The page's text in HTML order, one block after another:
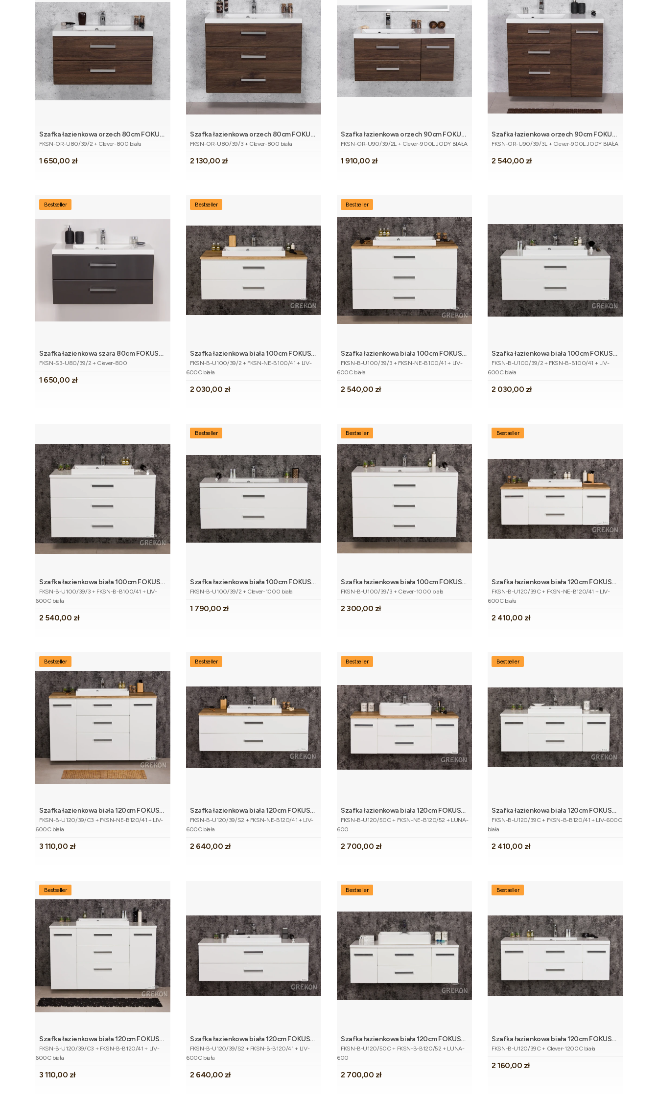
Dodaj do koszyka
Szafka łazienkowa orzech 80cm FOKUS
NEW z umywalką
Kod produktu
FKSN-OR-U80/39/2 + Clever-800 biała
Cena
1 650,00 zł
Dodaj do koszyka
Szafka łazienkowa orzech 80cm FOKUS
NEW z umywalką
Kod produktu
FKSN-OR-U80/39/3 + Clever-800 biała
Cena
2 130,00 zł
Dodaj do koszyka
Szafka łazienkowa orzech 90cm FOKUS
NEW z umywalką
Kod produktu
FKSN-OR-U90/39/2L + Clever-900L JODY BIAŁA
Cena
1 910,00 zł
Dodaj do koszyka
Szafka łazienkowa orzech 90cm FOKUS
NEW z umywalką
Kod produktu
FKSN-OR-U90/39/3L + Clever-900L JODY BIAŁA
Cena
2 540,00 zł
Bestseller
Dodaj do koszyka
Szafka łazienkowa szara 80cm FOKUS
NEW z umywalką
Kod produktu
FKSN-S3-U80/39/2 + Clever-800
Cena
1 650,00 zł
Bestseller
Dodaj do koszyka
Szafka łazienkowa biała 100cm FOKUS
NEW z blatem dąb naturalny i umywalką
Kod produktu
FKSN-B-U100/39/2 + FKSN-NE-B100/41 + LIV-
600C biała
Cena
2 030,00 zł
Bestseller
Dodaj do koszyka
Szafka łazienkowa biała 100cm FOKUS
NEW z blatem dąb naturalny i umywalką
Kod produktu
FKSN-B-U100/39/3 + FKSN-NE-B100/41 + LIV-
600C biała
Cena
2 540,00 zł
Dodaj do koszyka
Szafka łazienkowa biała 100cm FOKUS
NEW z blatem i umywalką
Kod produktu
FKSN-B-U100/39/2 + FKSN-B-B100/41 + LIV-
600C biała
Cena
2 030,00 zł
Dodaj do koszyka
Szafka łazienkowa biała 100cm FOKUS
NEW z blatem i umywalką
Kod produktu
FKSN-B-U100/39/3 + FKSN-B-B100/41 + LIV-
600C biała
Cena
2 540,00 zł
Bestseller
Dodaj do koszyka
Szafka łazienkowa biała 100cm FOKUS
NEW z umywalką
Kod produktu
FKSN-B-U100/39/2 + Clever-1000 biała
Cena
1 790,00 zł
Bestseller
Dodaj do koszyka
Szafka łazienkowa biała 100cm FOKUS
NEW z umywalką
Kod produktu
FKSN-B-U100/39/3 + Clever-1000 biała
Cena
2 300,00 zł
Bestseller
Dodaj do koszyka
Szafka łazienkowa biała 120cm FOKUS
NEW z blatem dąb naturalny i umywalką
Kod produktu
FKSN-B-U120/39C + FKSN-NE-B120/41 + LIV-
600C biała
Cena
2 410,00 zł
Bestseller
Dodaj do koszyka
Szafka łazienkowa biała 120cm FOKUS
NEW z blatem dąb naturalny i umywalką
Kod produktu
FKSN-B-U120/39/C3 + FKSN-NE-B120/41 + LIV-
600C biała
Cena
3 110,00 zł
Bestseller
Dodaj do koszyka
Szafka łazienkowa biała 120cm FOKUS
NEW z blatem dąb naturalny i umywalką
Kod produktu
FKSN-B-U120/39/S2 + FKSN-NE-B120/41 + LIV-
600C biała
Cena
2 640,00 zł
Bestseller
Dodaj do koszyka
Szafka łazienkowa biała 120cm FOKUS
NEW z blatem dąb naturalny i umywalką
Kod produktu
FKSN-B-U120/50C + FKSN-NE-B120/52 + LUNA-
600
Cena
2 700,00 zł
Bestseller
Dodaj do koszyka
Szafka łazienkowa biała 120cm FOKUS
NEW z blatem i umywalką
Kod produktu
FKSN-B-U120/39C + FKSN-B-B120/41 + LIV-600C
biała
Cena
2 410,00 zł
Bestseller
Dodaj do koszyka
Szafka łazienkowa biała 120cm FOKUS
NEW z blatem i umywalką
Kod produktu
FKSN-B-U120/39/C3 + FKSN-B-B120/41 + LIV-
600C biała
Cena
3 110,00 zł
Dodaj do koszyka
Szafka łazienkowa biała 120cm FOKUS
NEW z blatem i umywalką
Kod produktu
FKSN-B-U120/39/S2 + FKSN-B-B120/41 + LIV-
600C biała
Cena
2 640,00 zł
Bestseller
Dodaj do koszyka
Szafka łazienkowa biała 120cm FOKUS
NEW z blatem i umywalką
Kod produktu
FKSN-B-U120/50C + FKSN-B-B120/52 + LUNA-
600
Cena
2 700,00 zł
Bestseller
Dodaj do koszyka
Szafka łazienkowa biała 120cm FOKUS
NEW z umywalką
Kod produktu
FKSN-B-U120/39C + Clever-1200C biała
Cena
2 160,00 zł